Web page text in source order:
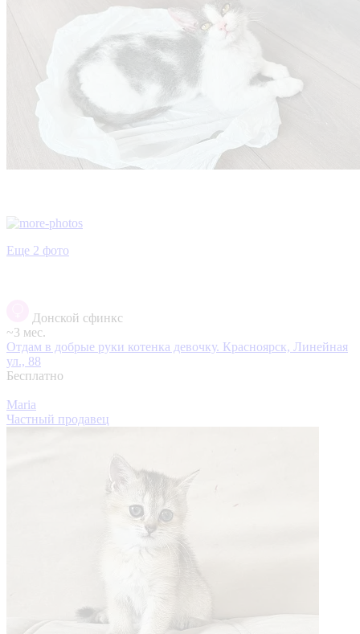
Еще 2 фото
Донской сфинкс
~3 мес.
Отдам в добрые руки котенка девочку. Красноярск, Линейная
ул., 88
Бесплатно
Maria
Частный продавец